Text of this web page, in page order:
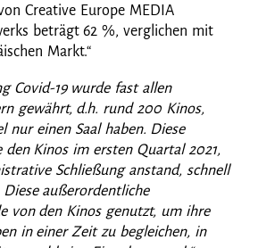
Creative Europe MEDIA
beträgt 62 %, verglichen mit
Markt.“
Covid-19 wurde fast allen
gewährt, d.h. rund 200 Kinos,
nur einen Saal haben. Diese
Kinos im ersten Quartal 2021,
Schließung anstand, schnell
außerordentliche
von den Kinos genutzt, um ihre
in einer Zeit zu begleichen, in